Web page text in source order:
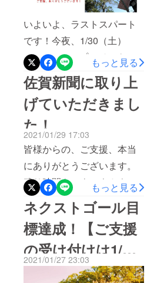
めることができました。想
像を超える皆様からのご支
援に、良い意味で驚きを隠
せません。引退した競走馬
の現状について、全国の皆
様からの頂いた共感はこれ
からの希望です。コロナ禍
という情勢におきまして、
これだけたくさんの皆様に
ご支援を頂きましたこと、
心より感謝申し上げます。
本当にありがとうございま
した。私たちのオモイに共
感してくださる方々がこん
なにも居てくださったこ
と、皆様からのあたたかい
お言葉が、励みとなり、本
いよいよ、ラストスパート
です！今夜、1/30（土）
23:59:59に、プロジェクト
『無名の引退馬がやぶさめ
の継承と絵本で、活躍でき
る未来を創りたい。』が終
了します！最後まで、皆さ
ま方の、支援・広報・シェ
アなどのご協力をどうぞよ
ろしくお願いいたします。
今回のクラウドファンディ
ングを通して、いろんな気
付きをいただきました。ま
たお伝えできればと思いま
す。まずは、今夜の、ひと
つのゴールをちゃんと終え
もっと見る
佐賀新聞に取り上
げていただきまし
た！
2021/01/29 17:03
皆様からの、ご支援、本当
にありがとうございます。
残り時間もいよいよカウン
トダウンとなりました...本日
1/29は、佐賀新聞 に取り上
げていただいております。
https://www.saga-
s.co.jp/articles/-/627443本当
もっと見る
ネクストゴール目
標達成！【ご支援
の受け付けは1/30
まで継続中】
2021/01/27 23:03